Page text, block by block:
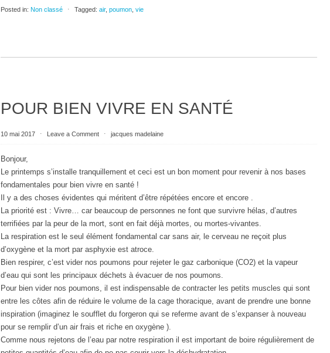
Posted in: Non classé ⋅ Tagged: air, poumon vie
POUR BIEN VIVRE EN SANTÉ
10 mai 2017 ⋅ Leave a Comment ⋅ jacques madelaine
Bonjour,
Le printemps s’installe tranquillement et ceci est un bon moment pour revenir à nos bases
fondamentales pour bien vivre en santé !
Il y a des choses évidentes qui méritent d’être répétées encore et encore .
La priorité est : Vivre… car beaucoup de personnes ne font que survivre hélas, d’autres
terrifiées par la peur de la mort, sont en fait déjà mortes, ou mortes-vivantes.
La respiration est le seul élément fondamental car sans air, le cerveau ne reçoit plus
d’oxygène et la mort par asphyxie est atroce.
Bien respirer, c’est vider nos poumons pour rejeter le gaz carbonique (CO2) et la vapeur
d’eau qui sont les principaux déchets à évacuer de nos poumons.
Pour bien vider nos poumons, il est indispensable de contracter les petits muscles qui sont
entre les côtes afin de réduire le volume de la cage thoracique, avant de prendre une bonne
inspiration (imaginez le soufflet du forgeron qui se referme avant de s’expanser à nouveau
pour se remplir d’un air frais et riche en oxygène ).
Comme nous rejetons de l’eau par notre respiration il est important de boire régulièrement de